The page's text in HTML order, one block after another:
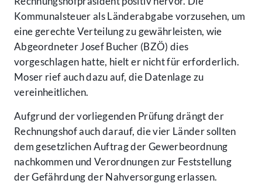
Kommunalsteuer als Länderabgabe vorzusehen, um
eine gerechte Verteilung zu gewährleisten, wie
Abgeordneter Josef Bucher (BZÖ) dies
vorgeschlagen hatte, hielt er nicht für erforderlich.
Moser rief auch dazu auf, die Datenlage zu
vereinheitlichen.
Aufgrund der vorliegenden Prüfung drängt der
Rechnungshof auch darauf, die vier Länder sollten
dem gesetzlichen Auftrag der Gewerbeordnung
nachkommen und Verordnungen zur Feststellung
der Gefährdung der Nahversorgung erlassen.